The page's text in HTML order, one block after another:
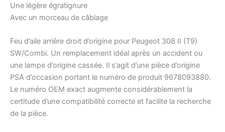
Une légère égratignure
Avec un morceau de câblage
Feu d’aile arrière droit d’origine pour Peugeot 308 II (T9)
SW/Combi. Un remplacement idéal après un accident ou
une lampe d’origine cassée. Il s’agit d’une pièce d’origine
PSA d’occasion portant le numéro de produit 9678093880.
Le numéro OEM exact augmente considérablement la
certitude d’une compatibilité correcte et facilite la recherche
de la pièce.